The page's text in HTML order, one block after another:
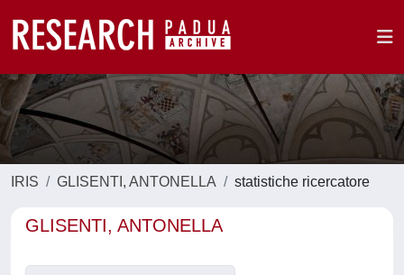
IRIS GLISENTI, ANTONELLA statistiche ricercatore
GLISENTI, ANTONELLA